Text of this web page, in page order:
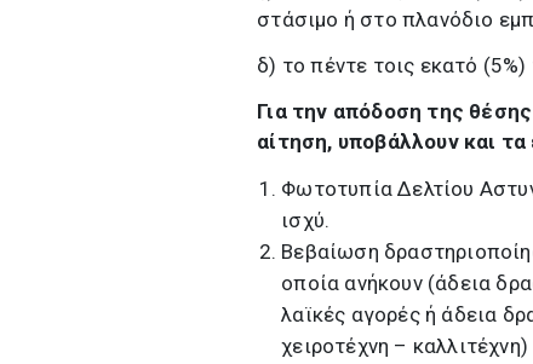
στάσιμο ή στο πλανόδιο
δ) το πέντε τοις εκατό
Για την απόδοση της
αίτηση, υποβάλλουν και τα
Φωτοτυπία Δελτίου
ισχύ.
Βεβαίωση
οποία ανήκουν (άδεια
λαϊκές αγορές ή άδεια
χειροτέχνη – καλλιτέχνη)